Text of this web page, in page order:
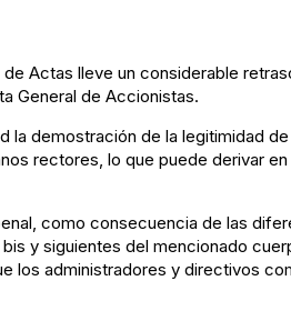
Actas lleve un considerable
General de Accionistas.
la demostración de la legitimidad
rectores, lo que puede derivar
como consecuencia de las
y siguientes del mencionado
los administradores y directivos